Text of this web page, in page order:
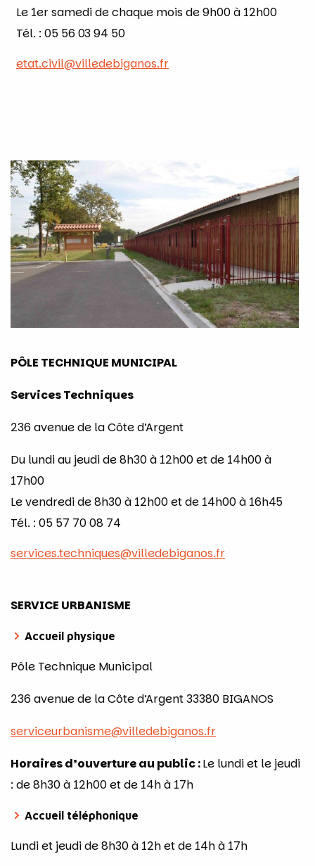
Le 1er samedi de chaque mois de 9h00 à 12h00
Tél. : 05 56 03 94 50
etat.civil@villedebiganos.fr
PÔLE TECHNIQUE MUNICIPAL
Services Techniques
236 avenue de la Côte d’Argent
Du lundi au jeudi de 8h30 à 12h00 et de 14h00 à
17h00
Le vendredi de 8h30 à 12h00 et de 14h00 à 16h45
Tél. : 05 57 70 08 74
SERVICE URBANISME
Accueil physique
Pôle Technique Municipal
236 avenue de la Côte d’Argent 33380 BIGANOS
serviceurbanisme@villedebiganos.fr
Horaires d’ouverture au public :Le lundi et le jeudi
: de 8h30 à 12h00 et de 14h à 17h
Accueil téléphonique
Lundi et jeudi de 8h30 à 12h et de 14h à 17h